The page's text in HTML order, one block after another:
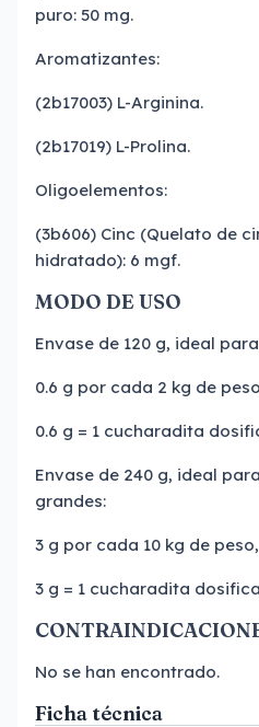
puro: 50 mg.
Aromatizantes:
(2b17003) L-Arginina.
(2b17019) L-Prolina.
Oligoelementos:
(3b606) Cinc (Quelato de
hidratado): 6 mgf.
MODO DE USO
Envase de 120 g, ideal
0.6 g por cada 2 kg de
0.6 g = 1 cucharadita
Envase de 240 g, ideal
grandes:
3 g por cada 10 kg de
3 g = 1 cucharadita
No se han encontrado.
Ficha técnica